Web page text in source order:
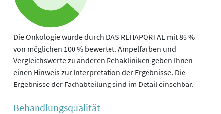
Die Onkologie wurde durch DAS REHAPORTAL mit 86 %
von möglichen 100 % bewertet. Ampelfarben und
Vergleichswerte zu anderen Rehakliniken geben Ihnen
einen Hinweis zur Interpretation der Ergebnisse. Die
Ergebnisse der Fachabteilung sind im Detail einsehbar.
Behandlungs­qualität